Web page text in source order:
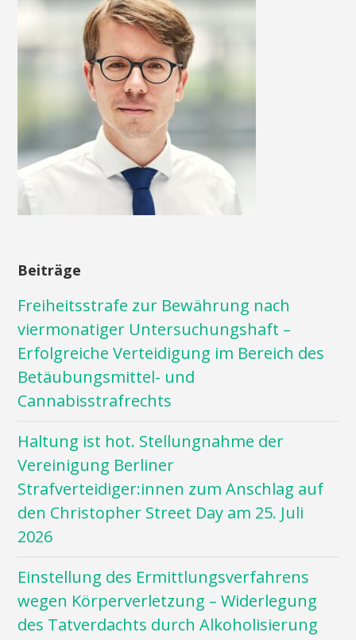
Beiträge
Freiheitsstrafe zur Bewährung nach
viermonatiger Untersuchungshaft –
Erfolgreiche Verteidigung im Bereich des
Betäubungsmittel- und
Cannabisstrafrechts
Haltung ist hot. Stellungnahme der
Vereinigung Berliner
Strafverteidiger:innen zum Anschlag auf
den Christopher Street Day am 25. Juli
2026
Einstellung des Ermittlungsverfahrens
wegen Körperverletzung – Widerlegung
des Tatverdachts durch Alkoholisierung